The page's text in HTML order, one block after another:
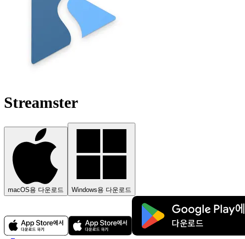
Streamster
macOS용 다운로드 Windows용 다운로드